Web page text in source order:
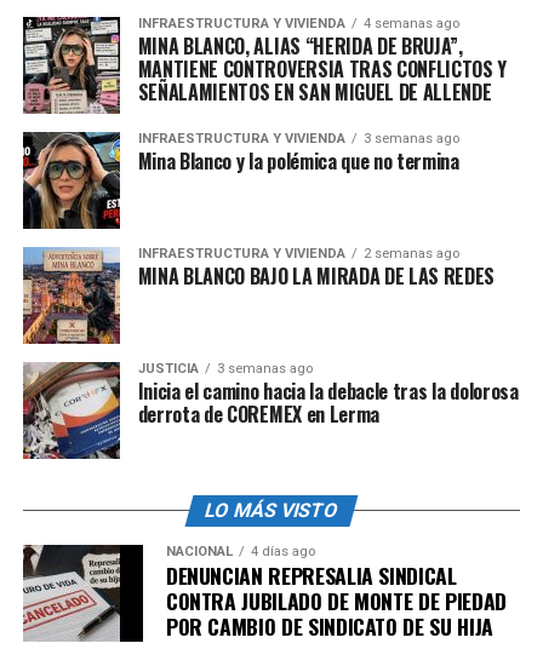
INFRAESTRUCTURA Y VIVIENDA 4 semanas ago
MINA BLANCO, ALIAS “HERIDA DE BRUJA”,
MANTIENE CONTROVERSIA TRAS CONFLICTOS Y
SEÑALAMIENTOS EN SAN MIGUEL DE ALLENDE
INFRAESTRUCTURA Y VIVIENDA 3 semanas ago
Mina Blanco y la polémica que no termina
INFRAESTRUCTURA Y VIVIENDA 2 semanas ago
MINA BLANCO BAJO LA MIRADA DE LAS REDES
JUSTICIA 3 semanas ago
Inicia el camino hacia la debacle tras la dolorosa
derrota de COREMEX en Lerma
LO MÁS VISTO
NACIONAL 4 días ago
DENUNCIAN REPRESALIA SINDICAL
CONTRA JUBILADO DE MONTE DE PIEDAD
POR CAMBIO DE SINDICATO DE SU HIJA